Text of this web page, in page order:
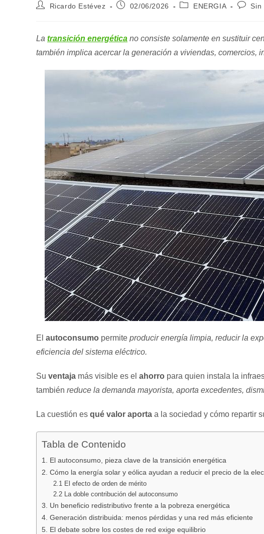
AutorRicardo Estévez
Publicación
02/06/2026
Categoría
ENERGIA Sin
La transición energética no consiste solamente en sustituir
también implica acercar la generación a viviendas, comercios,
El autoconsumo permite producir energía limpia, reducir la
eficiencia del sistema eléctrico.
Su ventaja más visible es el ahorro para quien instala la
también reduce la demanda mayorista, aporta excedentes,
La cuestión es qué valor aporta a la sociedad y cómo repartir
Tabla de Contenido
1. El autoconsumo, pieza clave de la transición energética
2. Cómo la energía solar y eólica ayudan a reducir el precio de la
2.1 El efecto de orden de mérito
2.2 La doble contribución del autoconsumo
3. Un beneficio redistributivo frente a la pobreza energética
4. Generación distribuida: menos pérdidas y una red más eficiente
5. El debate sobre los costes de red exige equilibrio